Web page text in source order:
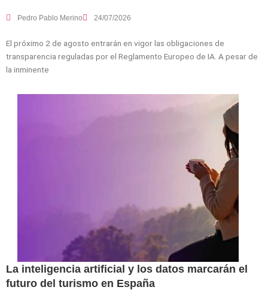
Pedro Pablo Merino 24/07/2026
El próximo 2 de agosto entrarán en vigor las obligaciones de
transparencia reguladas por el Reglamento Europeo de IA. A pesar de
la inminente
La inteligencia artificial y los datos marcarán el
futuro del turismo en España